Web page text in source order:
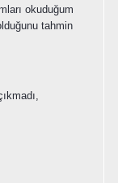
okuduğum
tahmin